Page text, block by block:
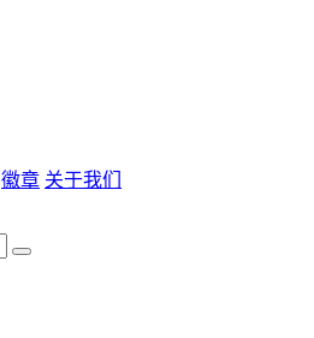
徽章 关于我们